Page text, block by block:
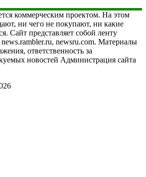
коммерческим проектом. На этом
ни чего не покупают, ни какие
Сайт представляет собой ленту
news.rambler.ru, newsru.com. Материалы
ответственность за
новостей Администрация сайта